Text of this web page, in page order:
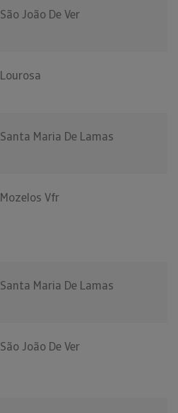
São João De Ver
Lourosa
Santa Maria De Lamas
Mozelos Vfr
Santa Maria De Lamas
São João De Ver